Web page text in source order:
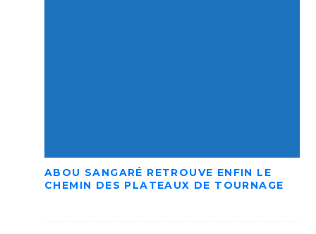
ABOU SANGARÉ RETROUVE ENFIN LE
CHEMIN DES PLATEAUX DE TOURNAGE